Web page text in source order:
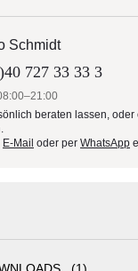
Schmidt
727 33 33 3
beraten lassen, oder
E-Mail oder per WhatsApp
(1)